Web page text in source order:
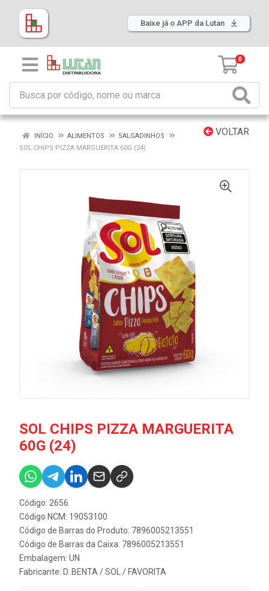
Baixe já o APP da Lutan
0
VOLTAR
INÍCIO ALIMENTOS
SALGADINHOS
SOL CHIPS PIZZA MARGUERITA 60G (24)
SOL CHIPS PIZZA MARGUERITA
60G (24)
Código: 2656
Código NCM: 19053100
Código de Barras do Produto: 7896005213551
Código de Barras da Caixa: 7896005213551
Embalagem: UN
Fabricante: D. BENTA / SOL / FAVORITA